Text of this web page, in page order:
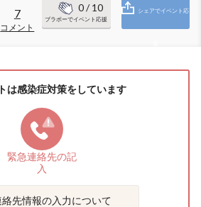
7
コメント
0/ 10
ブラボーでイベント応援
シェアでイベント応
は感染症対策をしています
緊急連絡先の記
入
先情報の入力について